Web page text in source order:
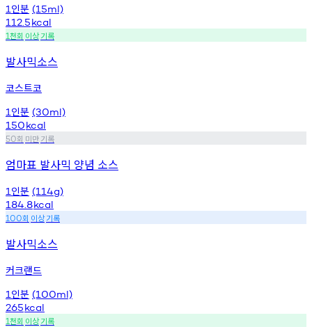
1 인분 (15ml)
112.5kcal
1천회 이상기록
발사믹소스
코스트코
1 인분 (30ml)
150kcal
50회 미만기록
엄마표 발사믹 양념 소스
1 인분 (114g)
184.8kcal
100회 이상기록
발사믹소스
커크랜드
1 인분 (100ml)
265kcal
1천회 이상기록